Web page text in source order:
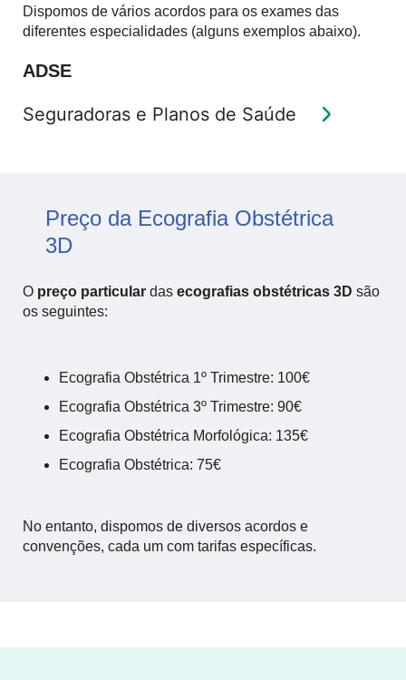
Dispomos de vários acordos para os exames das
diferentes especialidades (alguns exemplos abaixo).
ADSE
Seguradoras e Planos de Saúde
Preço da Ecografia Obstétrica
3D
O preço particular das ecografias obstétricas 3D são
os seguintes:
Ecografia Obstétrica 1º Trimestre: 100€
Ecografia Obstétrica 3º Trimestre: 90€
Ecografia Obstétrica Morfológica: 135€
Ecografia Obstétrica: 75€
No entanto, dispomos de diversos acordos e
convenções, cada um com tarifas específicas.